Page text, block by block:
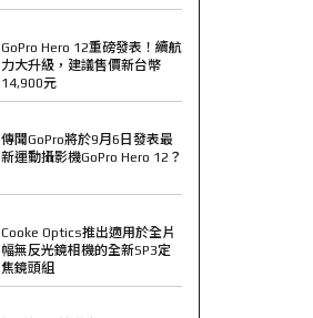
GoPro Hero 12重磅發表！續航
力大升級，建議售價新台幣
14,900元
傳聞GoPro將於9月6日發表最
新運動攝影機GoPro Hero 12？
Cooke Optics推出適用於全片
幅無反光鏡相機的全新SP3定
焦鏡頭組